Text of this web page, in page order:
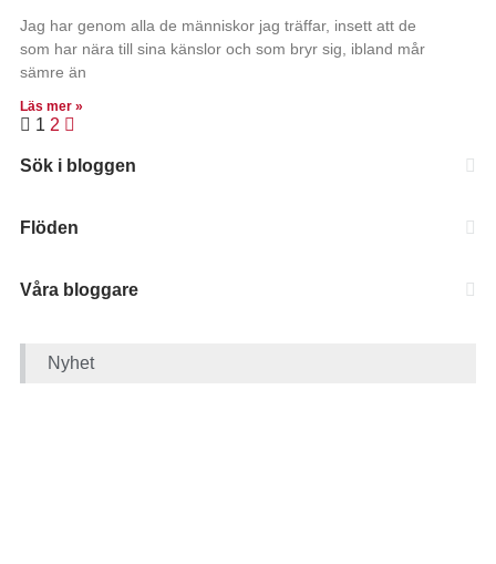
Jag har genom alla de människor jag träffar, insett att de
som har nära till sina känslor och som bryr sig, ibland mår
sämre än
Läs mer »
1 2
Sök i bloggen
Flöden
Våra bloggare
Nyhet